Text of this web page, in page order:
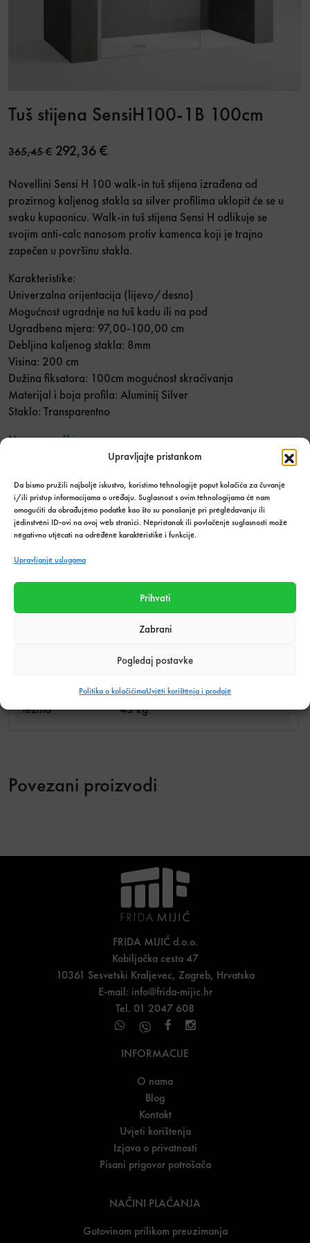
Upravljajte pristankom
Da bismo pružili najbolje iskustvo, koristimo tehnologije poput kolačića za čuvanje
i/ili pristup informacijama o uređaju. Suglasnost s ovim tehnologijama će nam
omogućiti da obrađujemo podatke kao što su ponašanje pri pregledavanju ili
jedinstveni ID-ovi na ovoj web stranici. Nepristanak ili povlačenje suglasnosti može
negativno utjecati na određene karakteristike i funkcije.
Upravljanje uslugama
Prihvati
Zabrani
Pogledaj postavke
Politika o kolačićimaUvjeti korištenja i prodaje
Tuš stijena SensiH100-1B 100cm
365,45€ Original price was: 365,45 €.
292,36€Current price is: 292,36 €.
Novellini Sensi H 100 walk-in tuš stijena izrađena od
prozirnog kaljenog stakla sa silver profilima uklopit će se u
svaku kupaonicu. Walk-in tuš stijena Sensi H odlikuje se
svojim anti-calc nanosom protiv kamenca koji je trajno
zapečen u površinu stakla.
Karakteristike:
Univerzalna orijentacija (lijevo/desno)
Mogućnost ugradnje na tuš kadu ili na pod
Ugradbena mjera: 97,00-100,00 cm
Debljina kaljenog stakla: 8mm
Visina: 200 cm
Dužina fiksatora: 100cm mogućnost skraćivanja
Materijal i boja profila: Aluminij Silver
Staklo: Transparentno
Nema na zalihi
Dodaj u listu želja
Stanje:
Nema na zalihi
SKU:6868
Kategorija: Kupaonski asortiman,Tuš kabine
Podijeli s prijateljima:
Težina 45 kg
Povezani proizvodi
FRIDA MIJIĆ d.o.o.
Kobiljačka cesta 47
10361 Sesvetski Kraljevec, Zagreb, Hrvatska
E-mail: info@frida-mijic.hr
Tel. 01 2047 608
INFORMACIJE
O nama
Blog
Kontakt
Uvjeti korištenja
Izjava o privatnosti
Pisani prigovor potrošača
NAČINI PLAĆANJA
Gotovinom prilikom preuzimanja